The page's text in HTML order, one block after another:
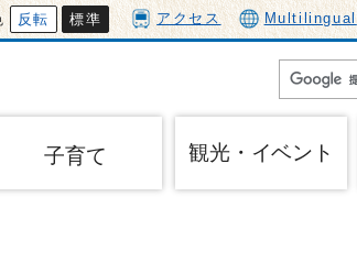
反転 標準 アクセス Multilingual
子育て 観光・イベント